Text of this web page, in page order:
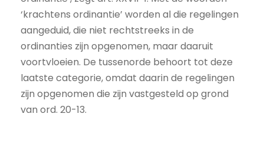
‘krachtens ordinantie’ worden al die regelingen
aangeduid, die niet rechtstreeks in de
ordinanties zijn opgenomen, maar daaruit
voortvloeien. De tussenorde behoort tot deze
laatste categorie, omdat daarin de regelingen
zijn opgenomen die zijn vastgesteld op grond
van ord. 20-13.